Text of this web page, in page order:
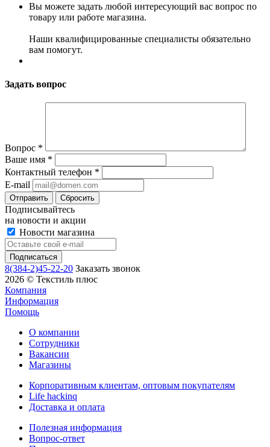
Вы можете задать любой интересующий вас вопрос по
товару или работе магазина.
Наши квалифицированные специалисты обязательно
вам помогут.
Задать вопрос
Вопрос *
Ваше имя *
Контактный телефон *
E-mail
Сбросить
Подписывайтесь
на новости и акции
Новости магазина
8(384-2)45-22-20 Заказать звонок
2026 © Текстиль плюс
Компания
Информация
Помощь
О компании
Сотрудники
Вакансии
Магазины
Корпоративным клиентам, оптовым покупателям
Life hackinq
Доставка и оплата
Полезная информация
Вопрос-ответ